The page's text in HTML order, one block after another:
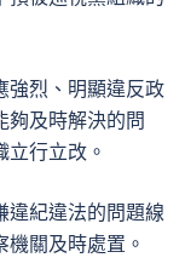
烈、明顯違反政
夠及時解決的問
行立改。
違紀違法的問題線
關及時處置。